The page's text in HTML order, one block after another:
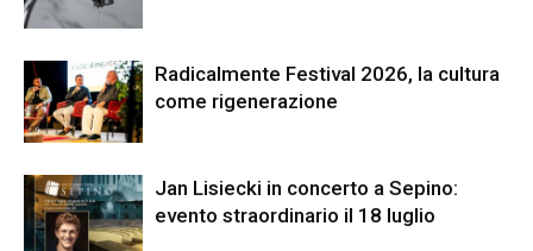
Radicalmente Festival 2026, la cultura
come rigenerazione
Jan Lisiecki in concerto a Sepino:
evento straordinario il 18 luglio